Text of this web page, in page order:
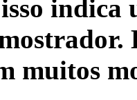
indica
muitos